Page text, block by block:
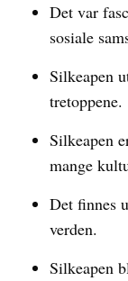
Det var
sosiale
Silkeapen
tretoppene.
Silkeapen
mange
Det finnes
verden.
Silkeapen